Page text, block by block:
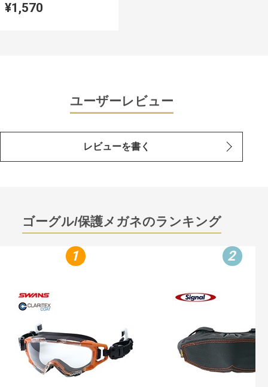
¥1,570
ユーザーレビュー
レビューを書く
ゴーグル/保護メガネのランキング
1 2